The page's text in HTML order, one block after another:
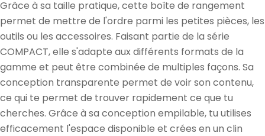
Grâce à sa taille pratique, cette boîte de rangement
permet de mettre de l'ordre parmi les petites pièces, les
outils ou les accessoires. Faisant partie de la série
COMPACT, elle s'adapte aux différents formats de la
gamme et peut être combinée de multiples façons. Sa
conception transparente permet de voir son contenu,
ce qui te permet de trouver rapidement ce que tu
cherches. Grâce à sa conception empilable, tu utilises
efficacement l'espace disponible et crées en un clin